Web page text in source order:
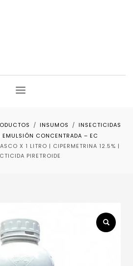
INSUMOS
INSECTICIDAS
CONCENTRADA – EC
X 1 LITRO | CIPERMETRINA 12.5% |
PIRETROIDE